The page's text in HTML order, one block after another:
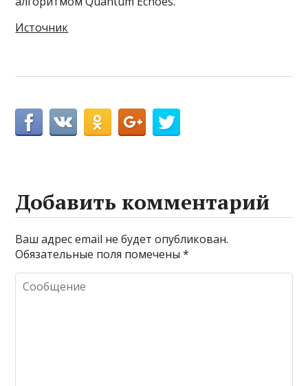
Источник
Добавить комментарий
Ваш адрес email не будет опубликован.
Обязательные поля помечены*